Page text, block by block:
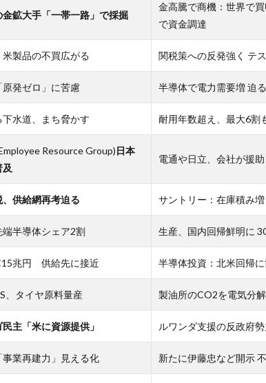
金鉱大手「一帯一路」で採掘
金高騰で商機：世界で
で資金調達
米製品の不買広がる 関税策への反発強く テ
原発ゼロ」に苦慮 半導体で電力需要増 迫
下水道、まち脅かす 耐用年数超え、最大6割
Resource Group)日本
電通や日立、会社が援
、供給網再考迫る サントリー：在庫積み
端半導体シェア2割 生産、国内回帰鮮明に
兆円 供給先に接近 半導体投資：北米回帰
、タイヤ原料量産 製油所のCO2を電気分
民主「米に資源提供」 ルワンダ支援の反政府
事業再建力」見える化 新たに伊藤忠など開示